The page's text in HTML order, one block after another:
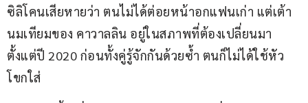
ซิลิโคนเสียหายว่า ตนไม่ได้ต่อยหน้าอกแฟนเก่า แต่เต้า
นมเทียมของ คาวาลลิน อยู่ในสภาพที่ต้องเปลี่ยนมา
ตั้งแต่ปี 2020 ก่อนทั้งคู่รู้จักกันด้วยซ้ำ ตนก็ไม่ได้ใช้หัว
โขกใส่